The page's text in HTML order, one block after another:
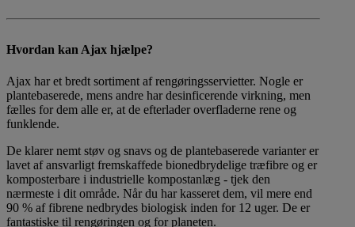
Hvordan kan Ajax hjælpe?
Ajax har et bredt sortiment af rengøringsservietter. Nogle er
plantebaserede, mens andre har desinficerende virkning, men
fælles for dem alle er, at de efterlader overfladerne rene og
funklende.
De klarer nemt støv og snavs og de plantebaserede varianter er
lavet af ansvarligt fremskaffede bionedbrydelige træfibre og er
komposterbare i industrielle kompostanlæg - tjek den
nærmeste i dit område. Når du har kasseret dem, vil mere end
90 % af fibrene nedbrydes biologisk inden for 12 uger. De er
fantastiske til rengøringen og for planeten.